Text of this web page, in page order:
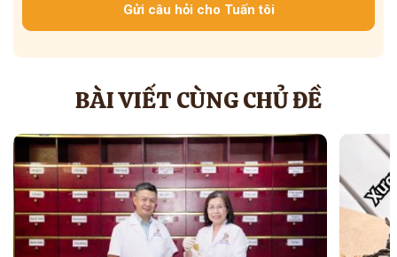
Gửi câu hỏi cho Tuấn tôi
BÀI VIẾT CÙNG CHỦ ĐỀ